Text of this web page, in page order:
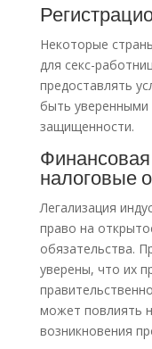
Некоторые
для секс-
предоставлять
быть уверенными
защищенности.
налоговые
Легализация
право на
обязательства.
уверены, что их
может повлиять
возникновения